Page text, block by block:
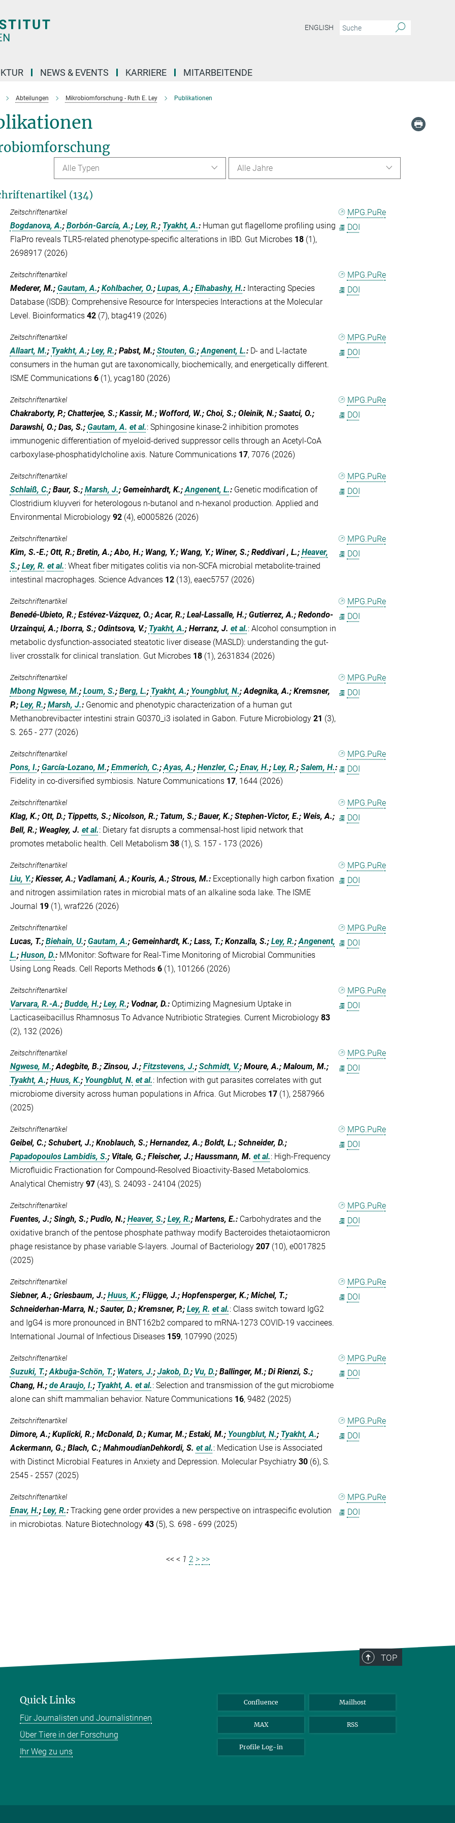
ENGLISH
NEWS & EVENTS KARRIERE MITARBEITENDE
Abteilungen Mikrobiomforschung - Ruth E. Ley Publikationen
Alle Jahre
Alle Typen
(134)
Zeitschriftenartikel
Bogdanova, A.; Borbón-García, A.; Ley, R.; Tyakht, A.: Human gut flagellome profiling using
FlaPro reveals TLR5-related phenotype-specific alterations in IBD. Gut Microbes 18(1),
2698917 (2026)
MPG.PuRe
DOI
Zeitschriftenartikel
Mederer, M.; Gautam, A.; Kohlbacher, O.; Lupas, A.; Elhabashy, H.: Interacting Species
Database (ISDB): Comprehensive Resource for Interspecies Interactions at the Molecular
Level. Bioinformatics 42(7), btag419 (2026)
MPG.PuRe
DOI
Zeitschriftenartikel
Allaart, M.; Tyakht, A.; Ley, R.; Pabst, M.; Stouten, G.;Angenent, L.: D- and L-lactate
consumers in the human gut are taxonomically, biochemically, and energetically different.
ISME Communications 6(1), ycag180 (2026)
MPG.PuRe
DOI
Zeitschriftenartikel
Chakraborty, P.; Chatterjee, S.; Kassir, M.; Wofford, W.; Choi, S.; Oleinik, N.; Saatci, O.;
Darawshi, O.; Das, S.; Gautam, A. et al.: Sphingosine kinase-2 inhibition promotes
immunogenic differentiation of myeloid-derived suppressor cells through an Acetyl-CoA
carboxylase-phosphatidylcholine axis. Nature Communications 17, 7076 (2026)
MPG.PuRe
DOI
Zeitschriftenartikel
Schlaiß, C.; Baur, S.; Marsh, J.; Gemeinhardt, K.;Angenent, L.: Genetic modification of
Clostridium kluyveri for heterologous n-butanol and n-hexanol production. Applied and
Environmental Microbiology 92(4), e0005826 (2026)
MPG.PuRe
DOI
Zeitschriftenartikel
Kim, S.-E.; Ott, R.; Bretin, A.; Abo, H.; Wang, Y.; Wang, Y.; Winer, S.; Reddivari , L.; Heaver,
S.; Ley, R. et al.: Wheat fiber mitigates colitis via non-SCFA microbial metabolite-trained
intestinal macrophages. Science Advances 12(13), eaec5757 (2026)
MPG.PuRe
DOI
Zeitschriftenartikel
Benedé-Ubieto, R.; Estévez-Vázquez, O.; Acar, R.; Leal-Lassalle, H.; Gutierrez, A.; Redondo-
Urzainqui, A.; Iborra, S.; Odintsova, V.; Tyakht, A.; Herranz, J. et al.: Alcohol consumption in
metabolic dysfunction-associated steatotic liver disease (MASLD): understanding the gut-
liver crosstalk for clinical translation. Gut Microbes 18(1), 2631834 (2026)
MPG.PuRe
DOI
Zeitschriftenartikel
Mbong Ngwese, M.; Loum, S.; Berg, L.; Tyakht, A.; Youngblut, N.; Adegnika, A.; Kremsner,
P.; Ley, R.; Marsh, J.: Genomic and phenotypic characterization of a human gut
Methanobrevibacter intestini strain G0370_i3 isolated in Gabon. Future Microbiology 21 (3),
S. 265 - 277 (2026)
MPG.PuRe
DOI
Zeitschriftenartikel
Pons, I.; García-Lozano, M.; Emmerich, C.;Ayas, A.; Henzler, C.; Enav, H.; Ley, R.; Salem, H.:
Fidelity in co-diversified symbiosis. Nature Communications 17, 1644 (2026)
MPG.PuRe
DOI
Zeitschriftenartikel
Klag, K.; Ott, D.; Tippetts, S.; Nicolson, R.; Tatum, S.; Bauer, K.; Stephen-Victor, E.; Weis, A.;
Bell, R.; Weagley, J. et al.: Dietary fat disrupts a commensal-host lipid network that
promotes metabolic health. Cell Metabolism 38(1), S. 157 - 173 (2026)
MPG.PuRe
DOI
Zeitschriftenartikel
Liu, Y.; Kiesser, A.; Vadlamani, A.; Kouris, A.; Strous, M.: Exceptionally high carbon fixation
and nitrogen assimilation rates in microbial mats of an alkaline soda lake. The ISME
Journal 19(1), wraf226 (2026)
MPG.PuRe
DOI
Zeitschriftenartikel
Lucas, T.; Biehain, U.; Gautam, A.; Gemeinhardt, K.; Lass, T.; Konzalla, S.; Ley, R.;Angenent,
L.; Huson, D.: MMonitor: Software for Real-Time Monitoring of Microbial Communities
Using Long Reads. Cell Reports Methods 6(1), 101266 (2026)
MPG.PuRe
DOI
Zeitschriftenartikel
Varvara, R.-A.; Budde, H.; Ley, R.; Vodnar, D.: Optimizing Magnesium Uptake in
Lacticaseibacillus Rhamnosus To Advance Nutribiotic Strategies. Current Microbiology 83
(2), 132 (2026)
MPG.PuRe
DOI
Zeitschriftenartikel
Ngwese, M.; Adegbite, B.; Zinsou, J.; Fitzstevens, J.; Schmidt, V.; Moure, A.; Maloum, M.;
Tyakht, A.; Huus, K.; Youngblut, N. et al.: Infection with gut parasites correlates with gut
microbiome diversity across human populations in Africa. Gut Microbes 17(1), 2587966
(2025)
MPG.PuRe
DOI
Zeitschriftenartikel
Geibel, C.; Schubert, J.; Knoblauch, S.; Hernandez, A.; Boldt, L.; Schneider, D.;
Papadopoulos Lambidis, S.; Vitale, G.; Fleischer, J.; Haussmann, M. et al.: High-Frequency
Microfluidic Fractionation for Compound-Resolved Bioactivity-Based Metabolomics.
Analytical Chemistry 97(43), S. 24093 - 24104 (2025)
MPG.PuRe
DOI
Zeitschriftenartikel
Fuentes, J.; Singh, S.; Pudlo, N.; Heaver, S.; Ley, R.; Martens, E.: Carbohydrates and the
oxidative branch of the pentose phosphate pathway modify Bacteroides thetaiotaomicron
phage resistance by phase variable S-layers. Journal of Bacteriology 207(10), e0017825
(2025)
MPG.PuRe
DOI
Zeitschriftenartikel
Siebner, A.; Griesbaum, J.; Huus, K.; Flügge, J.; Hopfensperger, K.; Michel, T.;
Schneiderhan-Marra, N.; Sauter, D.; Kremsner, P.; Ley, R. et al.: Class switch toward IgG2
and IgG4 is more pronounced in BNT162b2 compared to mRNA-1273 COVID-19 vaccinees.
International Journal of Infectious Diseases 159, 107990 (2025)
MPG.PuRe
DOI
Zeitschriftenartikel
Suzuki, T.;Akbuğa-Schön, T.; Waters, J.; Jakob, D.; Vu, D.; Ballinger, M.; Di Rienzi, S.;
Chang, H.; de Araujo, I.; Tyakht, A. et al.: Selection and transmission of the gut microbiome
alone can shift mammalian behavior. Nature Communications 16, 9482 (2025)
MPG.PuRe
DOI
Zeitschriftenartikel
Dimore, A.; Kuplicki, R.; McDonald, D.; Kumar, M.; Estaki, M.; Youngblut, N.; Tyakht, A.;
Ackermann, G.; Blach, C.; MahmoudianDehkordi, S. et al.: Medication Use is Associated
with Distinct Microbial Features in Anxiety and Depression. Molecular Psychiatry 30(6), S.
2545 - 2557 (2025)
MPG.PuRe
DOI
Zeitschriftenartikel
Enav, H.; Ley, R.: Tracking gene order provides a new perspective on intraspecific evolution
in microbiotas. Nature Biotechnology 43(5), S. 698 - 699 (2025)
MPG.PuRe
DOI
<< < 1 2 > >>
TOP
Quick Links
Für Journalisten und Journalistinnen
Über Tiere in der Forschung
Ihr Weg zu uns
Confluence Mailhost
MAX RSS
Profile Log-in